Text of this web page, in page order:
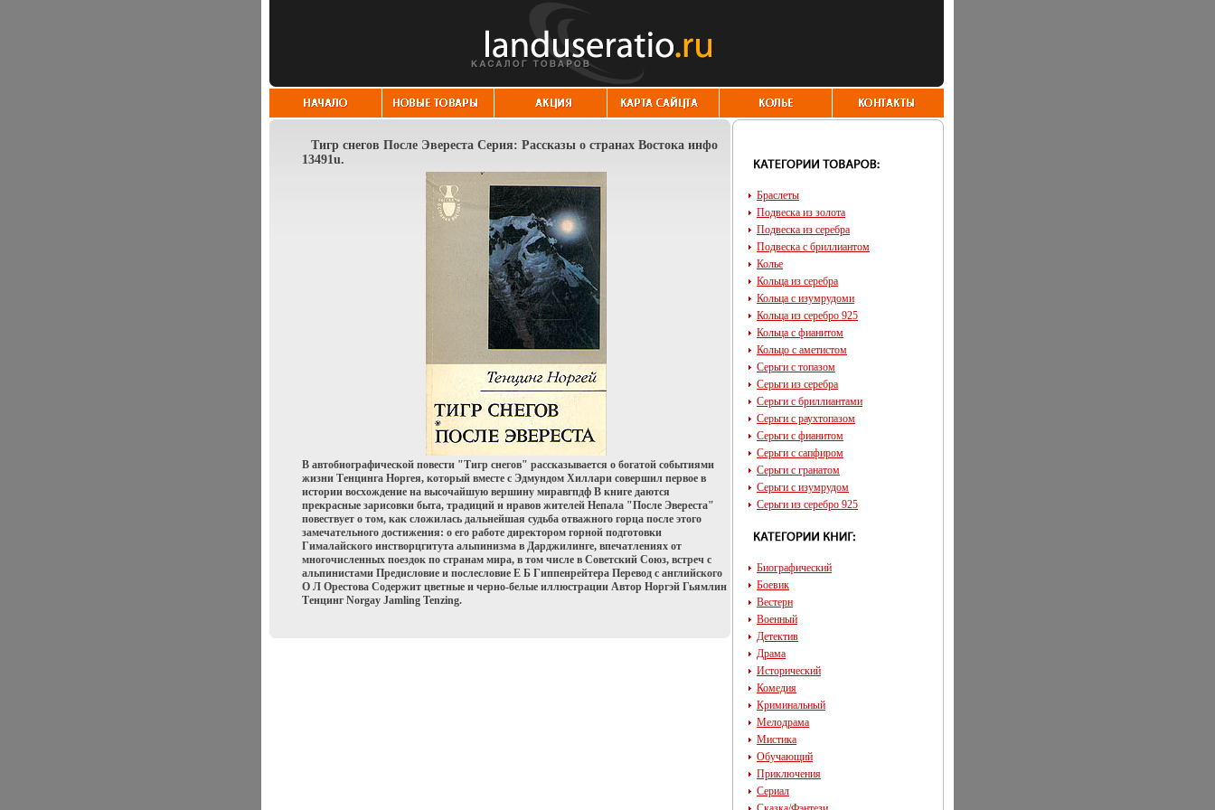
Тигр снегов После Эвереста Серия: Рассказы о странах Востока инфо
13491u.
В автобиографической повести "Тигр снегов" рассказывается о богатой событиями
жизни Тенцинга Норгея, который вместе с Эдмундом Хиллари совершил первое в
истории восхождение на высочайшую вершину миравгпдф В книге даются
прекрасные зарисовки быта, традиций и нравов жителей Непала "После Эвереста"
повествует о том, как сложилась дальнейшая судьба отважного горца после этого
замечательного достижения: о его работе директором горной подготовки
Гималайского инстворцгитута альпинизма в Дарджилинге, впечатлениях от
многочисленных поездок по странам мира, в том числе в Советский Союз, встреч с
альпинистами Предисловие и послесловие Е Б Гиппенрейтера Перевод с английского
О Л Орестова Содержит цветные и черно-белые иллюстрации Автор Норгэй Гьямлин
Тенцинг Norgay Jamling Tenzing.
Браслеты
Подвеска из золота
Подвеска из серебра
Подвеска с бриллиантом
Колье
Кольца из серебра
Кольца с изумрудоми
Кольца из серебро 925
Кольца с фианитом
Кольцо с аметистом
Серьги с топазом
Серьги из серебра
Серьги с бриллиантами
Серьги с раухтопазом
Серьги с фианитом
Серьги с сапфиром
Серьги с гранатом
Серьги с изумрудом
Серьги из серебро 925
Биографический
Боевик
Вестерн
Военный
Детектив
Драма
Исторический
Комедия
Криминальный
Мелодрама
Мистика
Обучающий
Приключения
Сериал